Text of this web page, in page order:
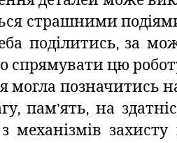
страшними
поділитись, за
спрямувати цю
позначитись на
пам’ять, на
механізмів